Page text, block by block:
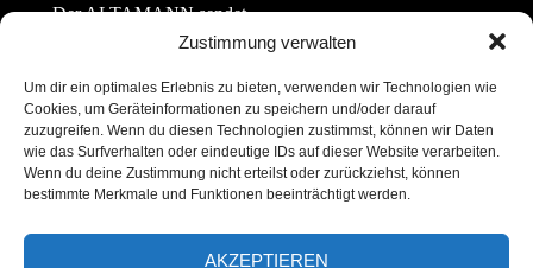
Zustimmung verwalten
Um dir ein optimales Erlebnis zu bieten, verwenden wir Technologien wie
Cookies, um Geräteinformationen zu speichern und/oder darauf
zuzugreifen. Wenn du diesen Technologien zustimmst, können wir Daten
wie das Surfverhalten oder eindeutige IDs auf dieser Website verarbeiten.
Wenn du deine Zustimmung nicht erteilst oder zurückziehst, können
bestimmte Merkmale und Funktionen beeinträchtigt werden.
AKZEPTIEREN
Der ALTAMANN sendet
keinen Spam! Er gibt
weiter. Erfahre mehr in
unserer
Datenschutzerklärung.